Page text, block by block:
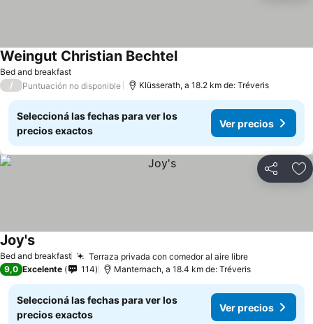
Bed and breakfast
Weingut Christian Bechtel
/ Puntuación no disponible Klüsserath, a 18.2 km de: Tréveris
Seleccioná las fechas para ver los
precios exactos
Ver precios
Compartir
Bed and breakfast Terraza privada con comedor al aire libre
Joy's
9,0 Excelente 114 Manternach, a 18.4 km de: Tréveris
Seleccioná las fechas para ver los
precios exactos
Ver precios